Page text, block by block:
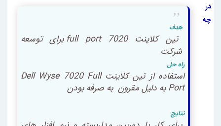
هدف
تین کلاینت 7020 full port برای توسعه
شرکت
راه حل
استفاده از تین کلاینت Dell Wyse 7020 Full
Port به دلیل مقرون به صرفه بودن
نتایج
در
چه